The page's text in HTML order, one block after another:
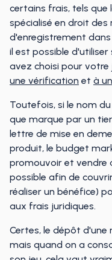
certains frais, tels que
spécialisé en droit
d'enregistrement dans
il est possible
avez choisi pour votre
une vérification et à
Toutefois, si le nom
que marque par un
lettre de mise en
produit, le budget
promouvoir et vendre
possible afin de
réaliser un bénéfice)
aux frais juridiques.
Certes, le dépôt d'une
mais quand on a